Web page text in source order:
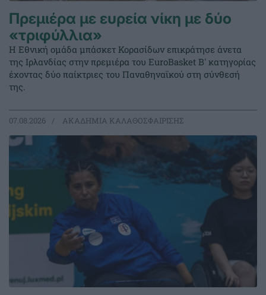
Πρεμιέρα με ευρεία νίκη με δύο
«τριφύλλια»
Η Εθνική ομάδα μπάσκετ Κορασίδων επικράτησε άνετα
της Ιρλανδίας στην πρεμιέρα του EuroBasket Β' κατηγορίας
έχοντας δύο παίκτριες του Παναθηναϊκού στη σύνθεσή
της.
07.08.2026 ΑΚΑΔΗΜΙΑ ΚΑΛΑΘΟΣΦΑΙΡΙΣΗΣ